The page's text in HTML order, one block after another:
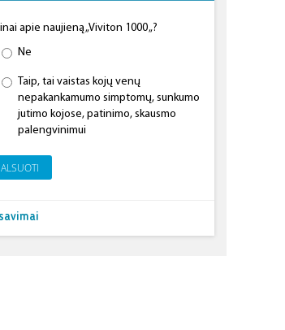
apie naujieną „Viviton 1000 „?
Ne
Taip, tai vaistas kojų venų
nepakankamumo simptomų, sunkumo
jutimo kojose, patinimo, skausmo
palengvinimui